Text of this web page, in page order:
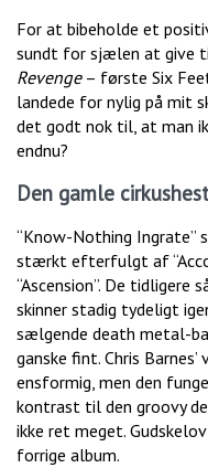
For at bibeholde et
sundt for sjælen at give
Revenge– første Six
landede for nylig på mit
det godt nok til, at man
endnu?
Den gamle
“Know-Nothing Ingrate”
stærkt efterfulgt af
“Ascension”. De
skinner stadig tydeligt
sælgende death metal-
ganske fint. Chris
ensformig, men den
kontrast til den groovy
ikke ret meget.
forrige album.